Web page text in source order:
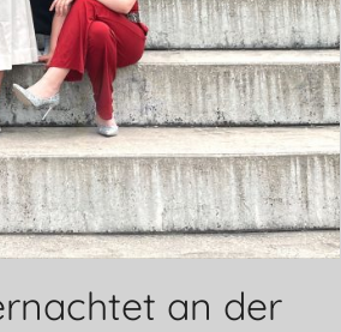
an der